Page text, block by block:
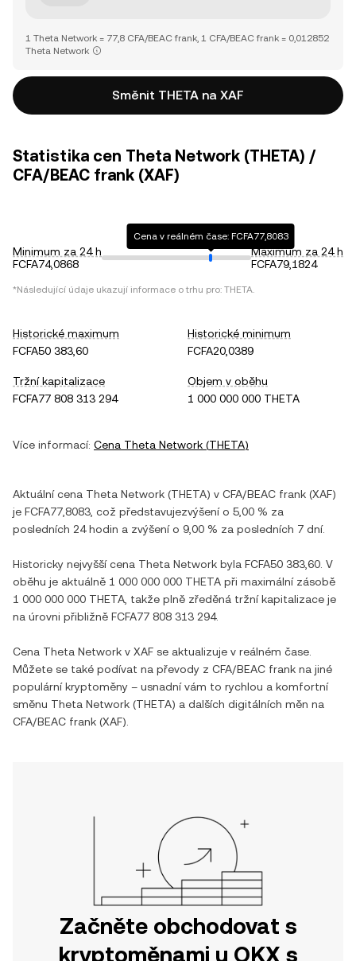
1 Theta Network = 77,8 CFA/BEAC frank, 1 CFA/BEAC frank = 0,012852
Theta Network
Směnit THETA na XAF
Statistika cen Theta Network (THETA) /
CFA/BEAC frank (XAF)
Minimum za 24 h
FCFA74,0868
Cena v reálném čase: FCFA77,8083
Maximum za 24 h
FCFA79,1824
*Následující údaje ukazují informace o trhu pro: THETA.
Historické maximum
FCFA50 383,60
Historické minimum
FCFA20,0389
Tržní kapitalizace
FCFA77 808 313 294
Objem v oběhu
1 000 000 000 THETA
Více informací: Cena Theta Network (THETA)
Aktuální cena Theta Network (THETA) v CFA/BEAC frank (XAF)
je FCFA77,8083 , což představujezvýšenío 5,00 % za
posledních 24 hodin a zvýšenío 9,00 % za posledních 7 dní.
Historicky nejvyšší cena Theta Network byla FCFA50 383,60 . V
oběhu je aktuálně 1 000 000 000 THETA při maximální zásobě
1 000 000 000 THETA , takže plně zředěná tržní kapitalizace je
na úrovni přibližně FCFA77 808 313 294.
Cena Theta Network v XAF se aktualizuje v reálném čase.
Můžete se také podívat na převody z CFA/BEAC frank na jiné
populární kryptoměny – usnadní vám to rychlou a komfortní
směnu Theta Network (THETA) a dalších digitálních měn na
CFA/BEAC frank (XAF).
Začněte obchodovat s
kryptoměnami u OKX s